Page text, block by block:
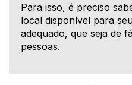
Para isso, é preciso
local disponível para
adequado, que seja de
pessoas.